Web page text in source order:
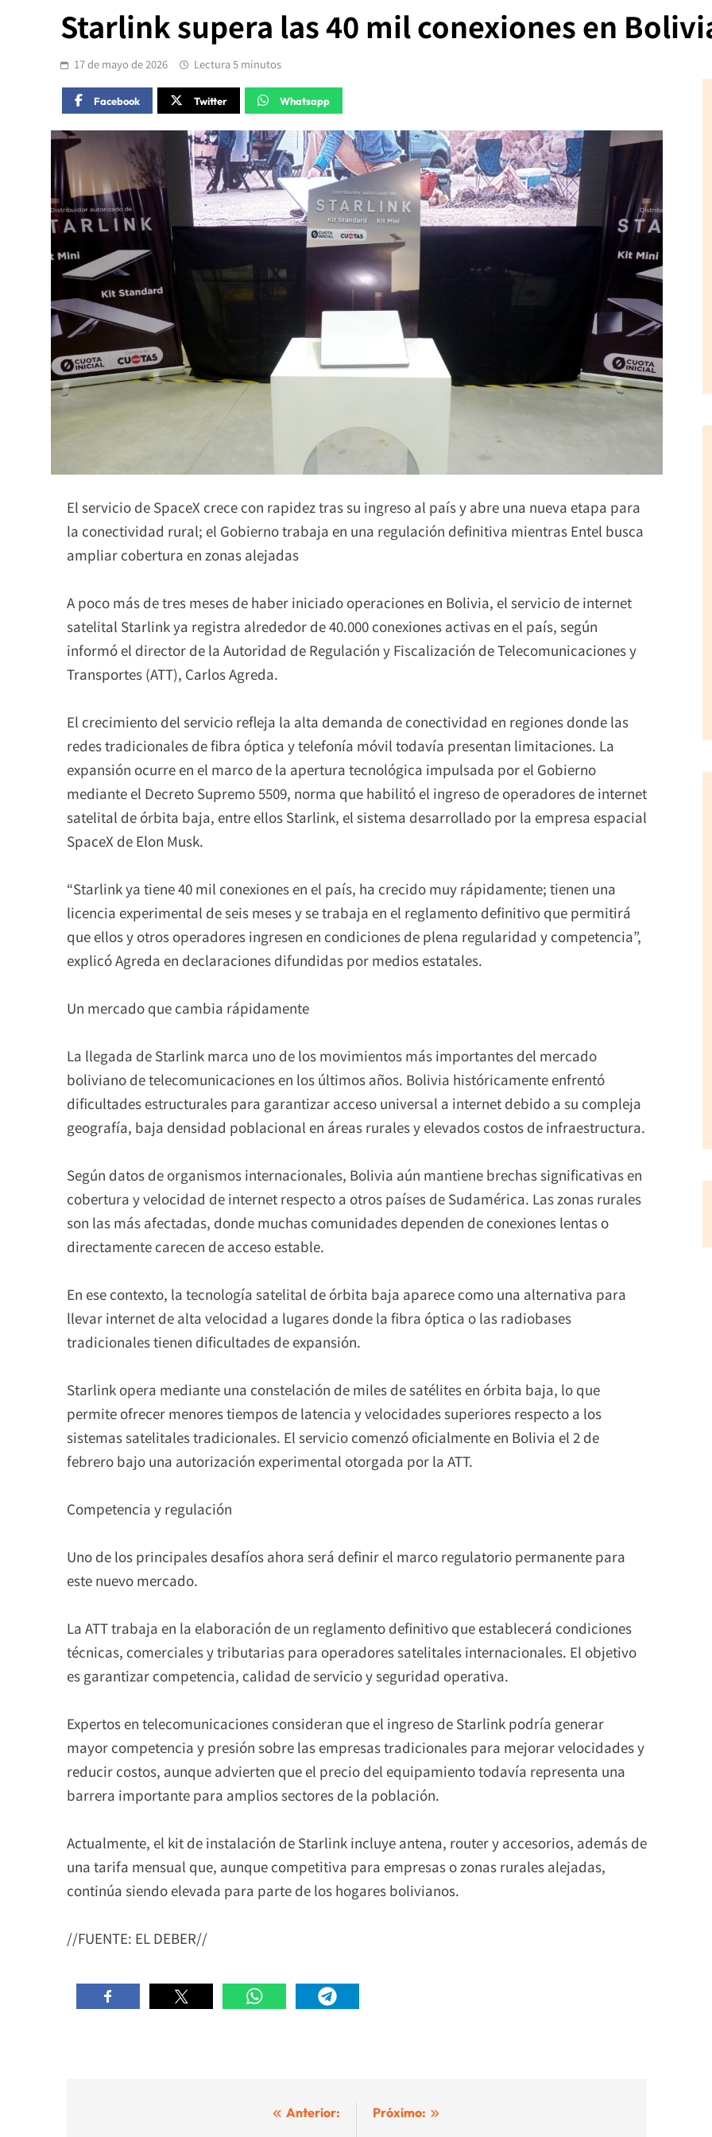
Starlink supera las 40 mil conexiones en
17 de mayo de 2026 Lectura 5 minutos
Facebook Twitter Whatsapp
El servicio de SpaceX crece con rapidez tras su ingreso al país y abre una nueva etapa para
la conectividad rural; el Gobierno trabaja en una regulación definitiva mientras Entel busca
ampliar cobertura en zonas alejadas
A poco más de tres meses de haber iniciado operaciones en Bolivia, el servicio de internet
satelital Starlink ya registra alrededor de 40.000 conexiones activas en el país, según
informó el director de la Autoridad de Regulación y Fiscalización de Telecomunicaciones y
Transportes (ATT), Carlos Agreda.
El crecimiento del servicio refleja la alta demanda de conectividad en regiones donde las
redes tradicionales de fibra óptica y telefonía móvil todavía presentan limitaciones. La
expansión ocurre en el marco de la apertura tecnológica impulsada por el Gobierno
mediante el Decreto Supremo 5509, norma que habilitó el ingreso de operadores de internet
satelital de órbita baja, entre ellos Starlink, el sistema desarrollado por la empresa espacial
SpaceX de Elon Musk.
“Starlink ya tiene 40 mil conexiones en el país, ha crecido muy rápidamente; tienen una
licencia experimental de seis meses y se trabaja en el reglamento definitivo que permitirá
que ellos y otros operadores ingresen en condiciones de plena regularidad y competencia”,
explicó Agreda en declaraciones difundidas por medios estatales.
Un mercado que cambia rápidamente
La llegada de Starlink marca uno de los movimientos más importantes del mercado
boliviano de telecomunicaciones en los últimos años. Bolivia históricamente enfrentó
dificultades estructurales para garantizar acceso universal a internet debido a su compleja
geografía, baja densidad poblacional en áreas rurales y elevados costos de infraestructura.
Según datos de organismos internacionales, Bolivia aún mantiene brechas significativas en
cobertura y velocidad de internet respecto a otros países de Sudamérica. Las zonas rurales
son las más afectadas, donde muchas comunidades dependen de conexiones lentas o
directamente carecen de acceso estable.
En ese contexto, la tecnología satelital de órbita baja aparece como una alternativa para
llevar internet de alta velocidad a lugares donde la fibra óptica o las radiobases
tradicionales tienen dificultades de expansión.
Starlink opera mediante una constelación de miles de satélites en órbita baja, lo que
permite ofrecer menores tiempos de latencia y velocidades superiores respecto a los
sistemas satelitales tradicionales. El servicio comenzó oficialmente en Bolivia el 2 de
febrero bajo una autorización experimental otorgada por la ATT.
Competencia y regulación
Uno de los principales desafíos ahora será definir el marco regulatorio permanente para
este nuevo mercado.
La ATT trabaja en la elaboración de un reglamento definitivo que establecerá condiciones
técnicas, comerciales y tributarias para operadores satelitales internacionales. El objetivo
es garantizar competencia, calidad de servicio y seguridad operativa.
Expertos en telecomunicaciones consideran que el ingreso de Starlink podría generar
mayor competencia y presión sobre las empresas tradicionales para mejorar velocidades y
reducir costos, aunque advierten que el precio del equipamiento todavía representa una
barrera importante para amplios sectores de la población.
Actualmente, el kit de instalación de Starlink incluye antena, router y accesorios, además de
una tarifa mensual que, aunque competitiva para empresas o zonas rurales alejadas,
continúa siendo elevada para parte de los hogares bolivianos.
//FUENTE: EL DEBER//
Anterior:
Próximo: